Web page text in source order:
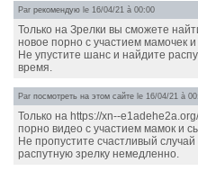
Par рекомендую le 16/04/21 à 00:00
Только на Зрелки вы сможете
новое порно с участием мамочек
Не упустите шанс и найдите
время.
Par посмотреть на этом сайте le 16/04/21 à
Только на https://xn--
порно видео с участием мамок и
Не пропустите счастливый
распутную зрелку немедленно.